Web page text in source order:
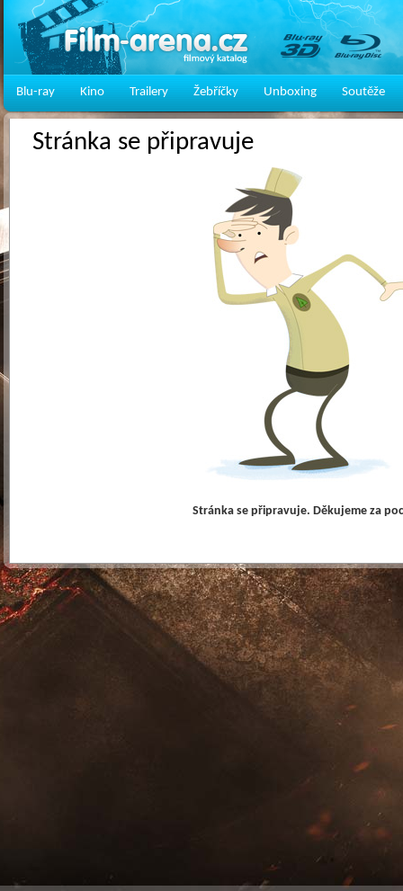
Blu-ray Kino Trailery Žebříčky Unboxing Soutěže
Stránka se připravuje
Stránka se připravuje. Děkujeme za